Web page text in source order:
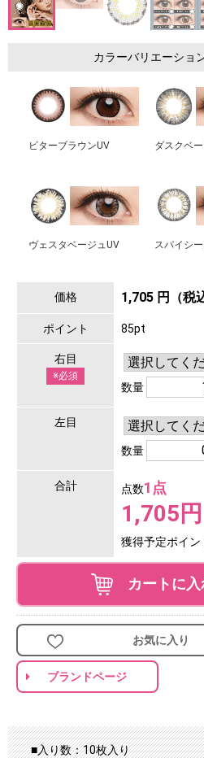
カラーバリエーショ
ビターブラウンUV ダスクベ
ヴェスタベージュUV スパイシ
価格 1,705 円（税
ポイント 85pt
右目
※必須
数量
左目
数量
合計 点数1点
1,705円
獲得予定ポイン
カートに入
お気に入り
ブランドページ
■入り数：10枚入り